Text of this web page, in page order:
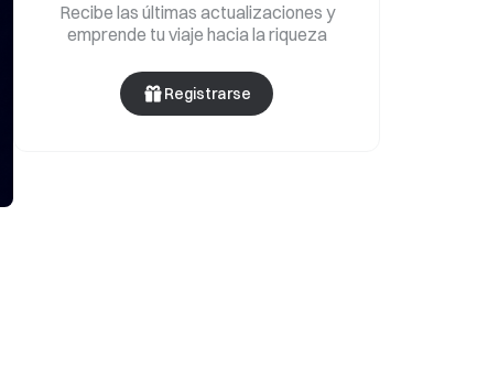
Recibe las últimas actualizaciones y
emprende tu viaje hacia la riqueza
Registrarse